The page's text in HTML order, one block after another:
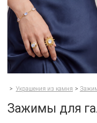
> Украшения из камня >
Зажимы для